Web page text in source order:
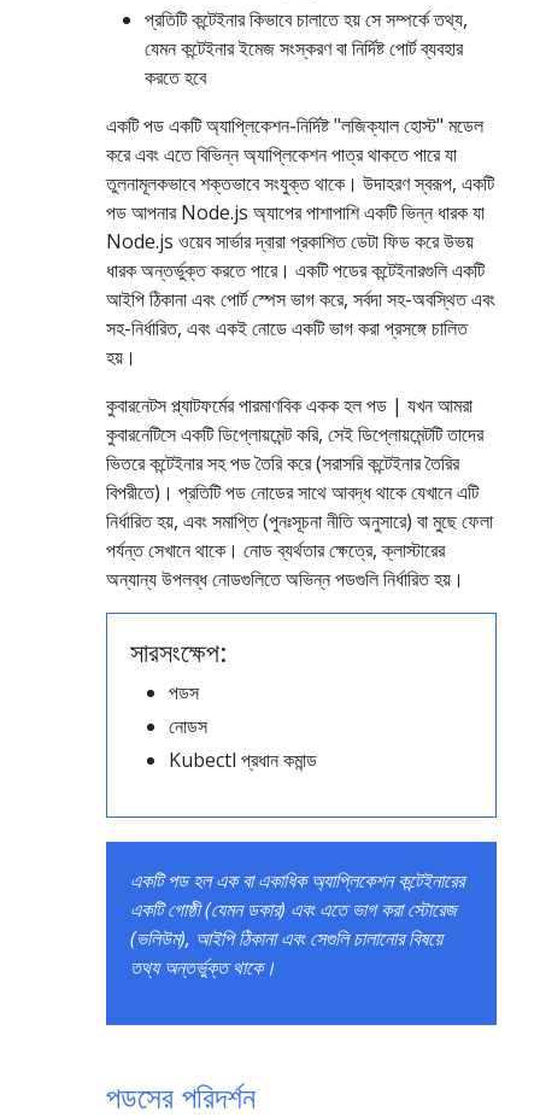
প্রতিটি কন্টেইনার কিভাবে চালাতে হয় সে সম্পর্কে তথ্য,
যেমন কন্টেইনার ইমেজ সংস্করণ বা নির্দিষ্ট পোর্ট ব্যবহার
করতে হবে
একটি পড একটি অ্যাপ্লিকেশন-নির্দিষ্ট "লজিক্যাল হোস্ট" মডেল
করে এবং এতে বিভিন্ন অ্যাপ্লিকেশন পাত্র থাকতে পারে যা
তুলনামূলকভাবে শক্তভাবে সংযুক্ত থাকে। উদাহরণ স্বরূপ, একটি
পড আপনার Node.js অ্যাপের পাশাপাশি একটি ভিন্ন ধারক যা
Node.js ওয়েব সার্ভার দ্বারা প্রকাশিত ডেটা ফিড করে উভয়
ধারক অন্তর্ভুক্ত করতে পারে। একটি পডের কন্টেইনারগুলি একটি
আইপি ঠিকানা এবং পোর্ট স্পেস ভাগ করে, সর্বদা সহ-অবস্থিত এবং
সহ-নির্ধারিত, এবং একই নোডে একটি ভাগ করা প্রসঙ্গে চালিত
হয়।
কুবারনেটস প্ল্যাটফর্মের পারমাণবিক একক হল পড | যখন আমরা
কুবারনেটিসে একটি ডিপ্লোয়মেন্ট করি, সেই ডিপ্লোয়মেন্টটি তাদের
ভিতরে কন্টেইনার সহ পড তৈরি করে (সরাসরি কন্টেইনার তৈরির
বিপরীতে)। প্রতিটি পড নোডের সাথে আবদ্ধ থাকে যেখানে এটি
নির্ধারিত হয়, এবং সমাপ্তি (পুনঃসূচনা নীতি অনুসারে) বা মুছে ফেলা
পর্যন্ত সেখানে থাকে। নোড ব্যর্থতার ক্ষেত্রে, ক্লাস্টারের
অন্যান্য উপলব্ধ নোডগুলিতে অভিন্ন পডগুলি নির্ধারিত হয়।
সারসংক্ষেপ:
পডস
নোডস
Kubectl প্রধান কমান্ড
একটি পড হল এক বা একাধিক অ্যাপ্লিকেশন কন্টেইনারের
একটি গোষ্ঠী (যেমন ডকার) এবং এতে ভাগ করা স্টোরেজ
(ভলিউম), আইপি ঠিকানা এবং সেগুলি চালানোর বিষয়ে
তথ্য অন্তর্ভুক্ত থাকে।
পডসের পরিদর্শন